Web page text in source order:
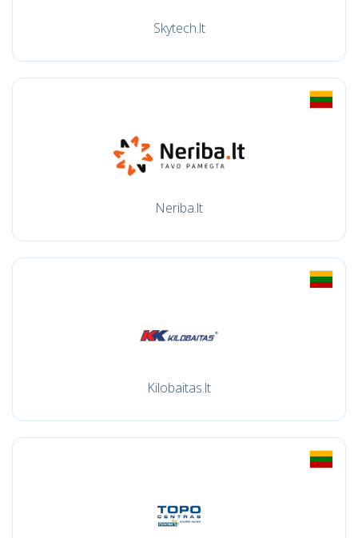
Skytech.lt
Neriba.lt
Kilobaitas.lt